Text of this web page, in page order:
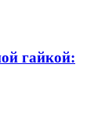
гайкой: